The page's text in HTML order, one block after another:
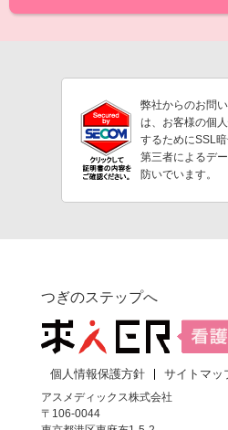
弊社からのお問
は、お客様の個
するためにSSL暗
第三者によるデ
防いでいます。
つぎのステップへ
個人情報保護方針
サイトマッ
アスメディックス株式会社
〒106-0044